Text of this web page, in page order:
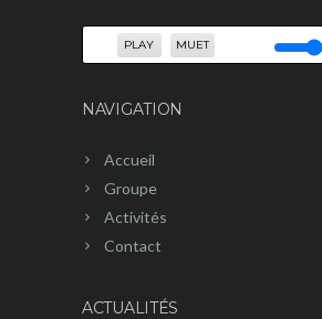
PLAY MUET
NAVIGATION
Accueil
Groupe
Activités
Contact
ACTUALITÉS